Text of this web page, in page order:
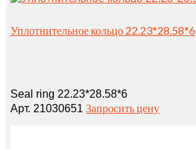
Уплотнительное кольцо 22.23*28.58*6
Seal ring 22.23*28.58*6
Арт. 21030651 Запросить цену